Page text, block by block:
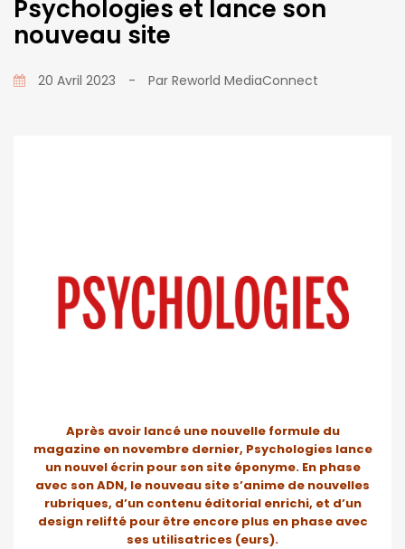
Psychologies et lance son
nouveau site
20 Avril 2023 - Par Reworld MediaConnect
Après avoir lancé une nouvelle formule du
magazine en novembre dernier, Psychologies lance
un nouvel écrin pour son site éponyme. En phase
avec son ADN, le nouveau site s’anime de nouvelles
rubriques, d’un contenu éditorial enrichi, et d’un
design relifté pour être encore plus en phase avec
ses utilisatrices (eurs).